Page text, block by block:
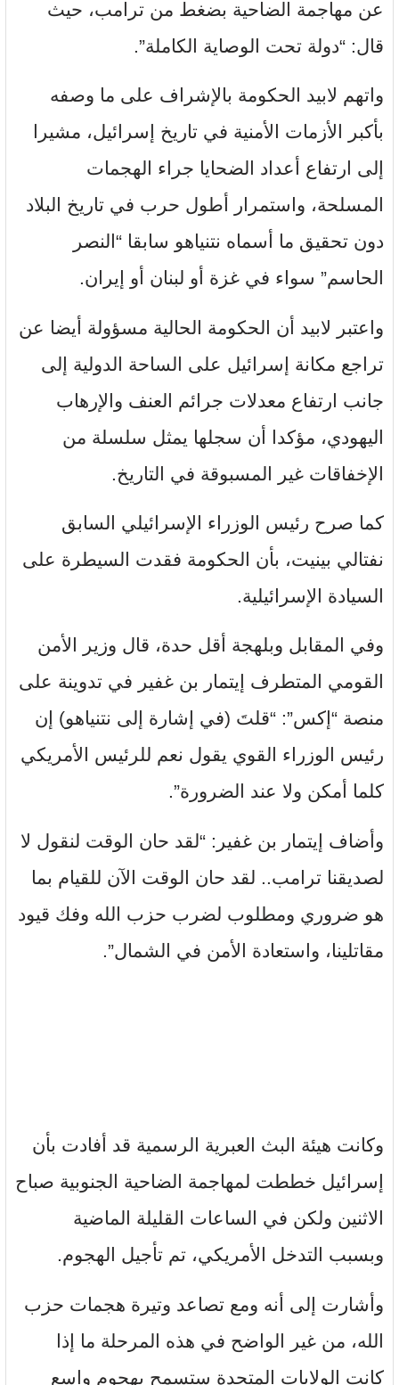
عن مهاجمة الضاحية بضغط من ترامب، حيث
قال: “دولة تحت الوصاية الكاملة”.
واتهم لابيد الحكومة بالإشراف على ما وصفه
بأكبر الأزمات الأمنية في تاريخ إسرائيل، مشيرا
إلى ارتفاع أعداد الضحايا جراء الهجمات
المسلحة، واستمرار أطول حرب في تاريخ البلاد
دون تحقيق ما أسماه نتنياهو سابقا “النصر
الحاسم” سواء في غزة أو لبنان أو إيران.
واعتبر لابيد أن الحكومة الحالية مسؤولة أيضا عن
تراجع مكانة إسرائيل على الساحة الدولية إلى
جانب ارتفاع معدلات جرائم العنف والإرهاب
اليهودي، مؤكدا أن سجلها يمثل سلسلة من
الإخفاقات غير المسبوقة في التاريخ.
كما صرح رئيس الوزراء الإسرائيلي السابق
نفتالي بينيت، بأن الحكومة فقدت السيطرة على
السيادة الإسرائيلية.
وفي المقابل وبلهجة أقل حدة، قال وزير الأمن
القومي المتطرف إيتمار بن غفير في تدوينة على
منصة “إكس”: “قلتَ (في إشارة إلى نتنياهو) إن
رئيس الوزراء القوي يقول نعم للرئيس الأمريكي
كلما أمكن ولا عند الضرورة”.
وأضاف إيتمار بن غفير: “لقد حان الوقت لنقول لا
لصديقنا ترامب.. لقد حان الوقت الآن للقيام بما
هو ضروري ومطلوب لضرب حزب الله وفك قيود
مقاتلينا، واستعادة الأمن في الشمال”.
وكانت هيئة البث العبرية الرسمية قد أفادت بأن
إسرائيل خططت لمهاجمة الضاحية الجنوبية صباح
الاثنين ولكن في الساعات القليلة الماضية
وبسبب التدخل الأمريكي، تم تأجيل الهجوم.
وأشارت إلى أنه ومع تصاعد وتيرة هجمات حزب
الله، من غير الواضح في هذه المرحلة ما إذا
كانت الولايات المتحدة ستسمح بهجوم واسع